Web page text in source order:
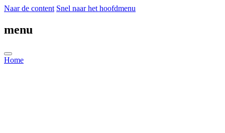
Naar de content Snel naar het hoofdmenu
menu
Home